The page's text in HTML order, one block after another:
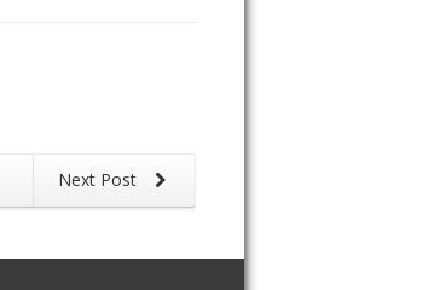
Next Post